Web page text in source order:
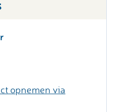
opnemen via